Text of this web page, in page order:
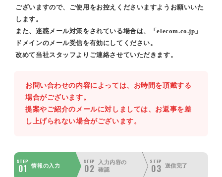
ございますので、ご使用をお控えくださいますようお願いいた
します。
また、迷惑メール対策をされている場合は、「elecom.co.jp」
ドメインのメール受信を有効にしてください。
改めて当社スタッフよりご連絡させていただきます。
お問い合わせの内容によっては、お時間を頂戴する
場合がございます。
提案やご紹介のメールに対しましては、お返事を差
し上げられない場合がございます。
STEP
01 情報の入力
STEP
02
入力内容の
確認
STEP
03 送信完了